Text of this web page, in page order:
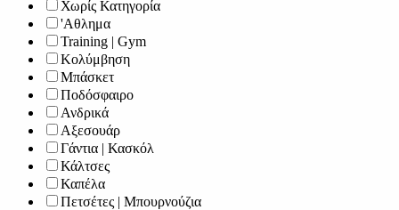
Χωρίς Κατηγορία
'Αθλημα
Training | Gym
Κολύμβηση
Μπάσκετ
Ποδόσφαιρο
Ανδρικά
Αξεσουάρ
Γάντια | Κασκόλ
Κάλτσες
Καπέλα
Πετσέτες | Μπουρνούζια